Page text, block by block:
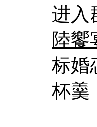
进入
陸饗
标婚
杯羹